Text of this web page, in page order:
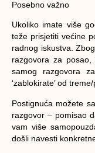
Posebno važno
Ukoliko imate više
teže prisjetiti većine
radnog iskustva.
razgovora za
samog razgovora
‘zablokirate’ od
Postignuća možete
razgovor – pomisao
vam više
došli navesti